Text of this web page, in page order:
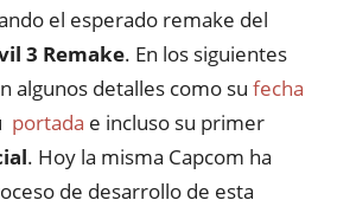
el esperado remake del
3 Remake. En los siguientes
algunos detalles como su fecha
portada e incluso su primer
. Hoy la misma Capcom ha
de desarrollo de esta